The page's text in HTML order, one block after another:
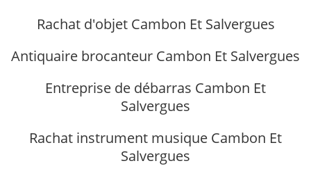
Rachat d'objet Cambon Et Salvergues
Antiquaire brocanteur Cambon Et Salvergues
Entreprise de débarras Cambon Et
Salvergues
Rachat instrument musique Cambon Et
Salvergues